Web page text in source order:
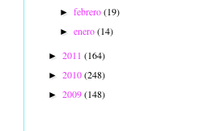
►febrero(19)
►enero(14)
► 2011 (164)
► 2010(248)
► 2009(148)